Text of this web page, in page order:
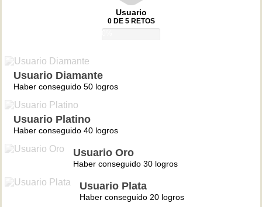
Usuario
0 DE 5 RETOS
Usuario Diamante
Haber conseguido 50 logros
Usuario Platino
Haber conseguido 40 logros
Usuario Oro
Haber conseguido 30 logros
Usuario Plata
Haber conseguido 20 logros